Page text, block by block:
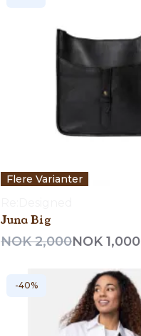
Flere Varianter
Juna Big
NOK 2,000NOK 1,000
-40%